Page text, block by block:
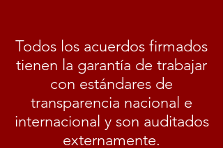
Todos los acuerdos firmados
tienen la garantía de trabajar
con estándares de
transparencia nacional e
internacional y son auditados
externamente.